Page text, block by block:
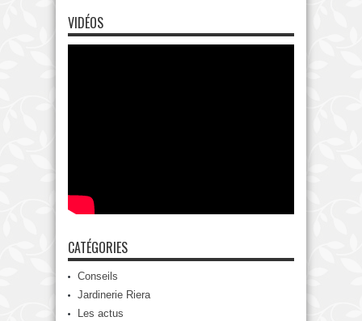
VIDÉOS
CATÉGORIES
Conseils
Jardinerie Riera
Les actus